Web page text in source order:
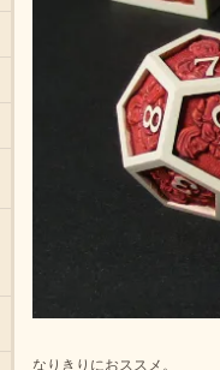
なりきりにおススメ。